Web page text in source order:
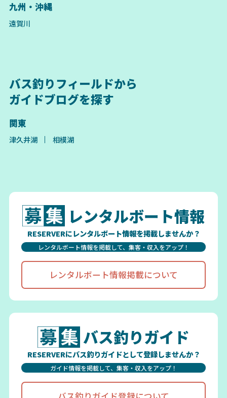
九州・沖縄
遠賀川
バス釣りフィールドから
ガイドブログを探す
関東
津久井湖 相模湖
レンタルボート情報
RESERVERにレンタルボート情報を掲載しませんか？
レンタルボート情報を掲載して、集客・収入をアップ！
レンタルボート情報掲載について
バス釣りガイド
RESERVERにバス釣りガイドとして登録しませんか？
ガイド情報を掲載して、集客・収入をアップ！